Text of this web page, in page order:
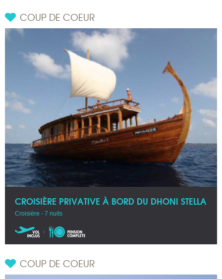
COUP DE COEUR
CROISIÈRE PRIVATIVE À BORD DU DHONI STELLA
Croisière - 7 nuits
COUP DE COEUR